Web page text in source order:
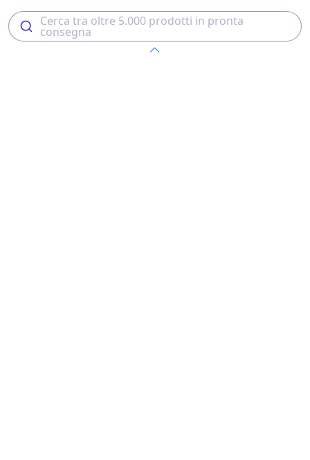
Cerca tra oltre 5.000 prodotti in pronta
consegna